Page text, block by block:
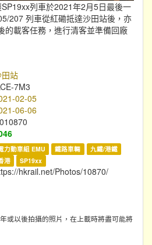
列車於2021年2月5日最後一
207 列車從紅磡抵達沙田站後，亦
的載客任務，進行清客並準備回廠
站
7M3
02-05
06-06
力動車組 EMU 鐵路車輛
九鐵/港鐵
港
SP19xx
hkrail.net/Photos/10870/
或以後拍攝的照片，在上載時將盡可能將